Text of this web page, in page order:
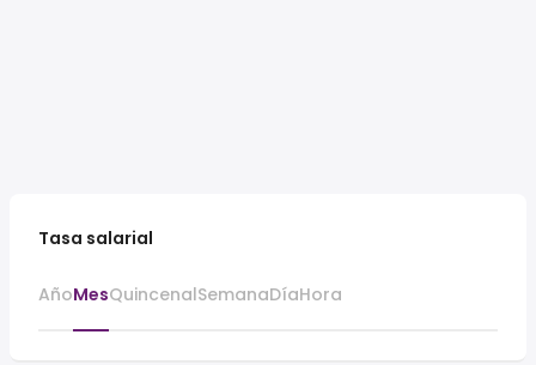
Tasa salarial
AñoMesQuincenalSemanaDíaHora